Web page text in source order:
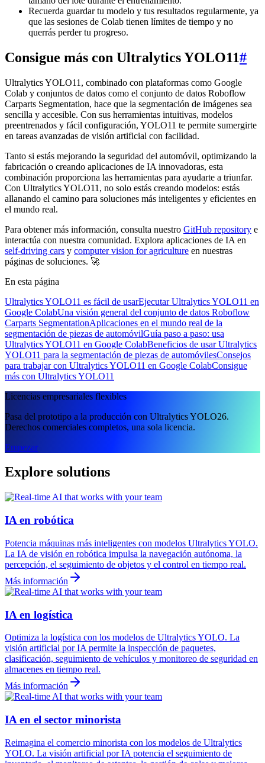
Recuerda guardar tu modelo y tus resultados regularmente, ya
que las sesiones de Colab tienen límites de tiempo y no
querrás perder tu progreso.
Consigue más con Ultralytics YOLO11#
Ultralytics YOLO11, combinado con plataformas como Google
Colab y conjuntos de datos como el conjunto de datos Roboflow
Carparts Segmentation, hace que la segmentación de imágenes sea
sencilla y accesible. Con sus herramientas intuitivas, modelos
preentrenados y fácil configuración, YOLO11 te permite sumergirte
en tareas avanzadas de visión artificial con facilidad.
Tanto si estás mejorando la seguridad del automóvil, optimizando la
fabricación o creando aplicaciones de IA innovadoras, esta
combinación proporciona las herramientas para ayudarte a triunfar.
Con Ultralytics YOLO11, no solo estás creando modelos: estás
allanando el camino para soluciones más inteligentes y eficientes en
el mundo real.
Para obtener más información, consulta nuestro GitHub repository e
interactúa con nuestra comunidad. Explora aplicaciones de IA en
self-driving cars y computer vision for agriculture en nuestras
páginas de soluciones. 🚀
En esta página
Ultralytics YOLO11 es fácil de usarEjecutar Ultralytics YOLO11 en
Google ColabUna visión general del conjunto de datos Roboflow
Carparts SegmentationAplicaciones en el mundo real de la
segmentación de piezas de automóvilGuía paso a paso: usa
Ultralytics YOLO11 en Google ColabBeneficios de usar Ultralytics
YOLO11 para la segmentación de piezas de automóvilesConsejos
para trabajar con Ultralytics YOLO11 en Google ColabConsigue
más con Ultralytics YOLO11
Licencias empresariales flexibles
Pasa del prototipo a la producción con Ultralytics YOLO26.
Derechos comerciales completos, una sola licencia.
Empezar
Explore solutions
IA en robótica
Potencia máquinas más inteligentes con modelos Ultralytics YOLO.
La IA de visión en robótica impulsa la navegación autónoma, la
percepción, el seguimiento de objetos y el control en tiempo real.
Más información
IA en logística
Optimiza la logística con los modelos de Ultralytics YOLO. La
visión artificial por IA permite la inspección de paquetes,
clasificación, seguimiento de vehículos y monitoreo de seguridad en
almacenes en tiempo real.
Más información
IA en el sector minorista
Reimagina el comercio minorista con los modelos de Ultralytics
YOLO. La visión artificial por IA potencia el seguimiento de